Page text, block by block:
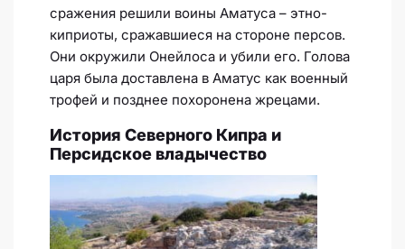
сражения решили воины Аматуса – этно-
киприоты, сражавшиеся на стороне персов.
Они окружили Онейлоса и убили его. Голова
царя была доставлена в Аматус как военный
трофей и позднее похоронена жрецами.
История Северного Кипра и
Персидское владычество